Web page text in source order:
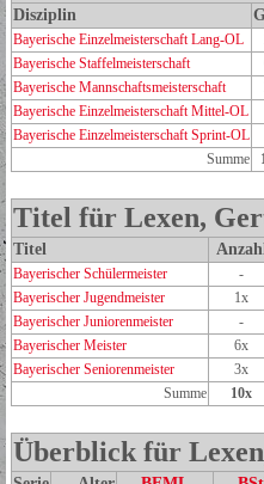
Disziplin
Bayerische Einzelmeisterschaft Lang-OL
Bayerische Staffelmeisterschaft
Bayerische Mannschaftsmeisterschaft
Bayerische Einzelmeisterschaft Mittel-OL
Bayerische Einzelmeisterschaft Sprint-OL
Summe
Titel für Lexen,
Titel
Bayerischer Schülermeister
-
Bayerischer Jugendmeister
1x
Bayerischer Juniorenmeister
-
Bayerischer Meister
6x
Bayerischer Seniorenmeister
3x
Summe
10x
Überblick für